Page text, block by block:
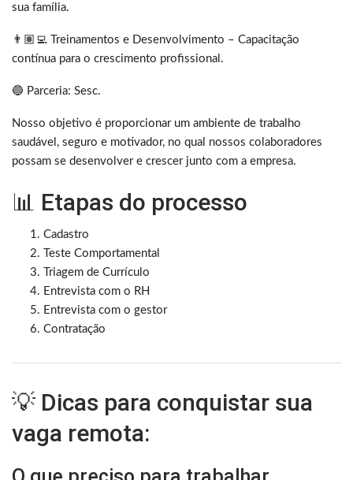
sua família.
👨🏽‍💻 Treinamentos e Desenvolvimento – Capacitação
contínua para o crescimento profissional.
🔵 Parceria: Sesc.
Nosso objetivo é proporcionar um ambiente de trabalho
saudável, seguro e motivador, no qual nossos colaboradores
possam se desenvolver e crescer junto com a empresa.
📊 Etapas do processo
Cadastro
Teste Comportamental
Triagem de Currículo
Entrevista com o RH
Entrevista com o gestor
Contratação
💡 Dicas para conquistar sua
vaga remota: